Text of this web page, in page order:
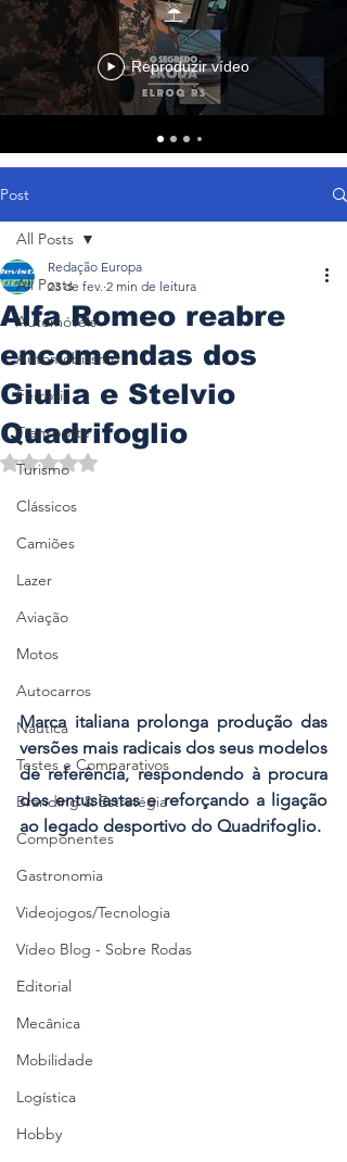
☔
Reproduzir vídeo
Post
All Posts
Automóveis
Automobilismo
Ferrovia
Transporte
Turismo
Clássicos
Camiões
Lazer
Aviação
Motos
Autocarros
Náutica
Testes e Comparativos
Branding & Estratégia
Componentes
Gastronomia
Videojogos/Tecnologia
Vídeo Blog - Sobre Rodas
Editorial
Mecânica
Mobilidade
Logística
Hobby
All Posts
Alfa Romeo reabre
encomendas dos
Giulia e Stelvio
Quadrifoglio
Redação Europa
23 de fev. 2 min de leitura
Avaliado com NaN de 5 estrelas.
Marca italiana prolonga produção das
versões mais radicais dos seus modelos
de referência, respondendo à procura
dos entusiastas e reforçando a ligação
ao legado desportivo do Quadrifoglio.